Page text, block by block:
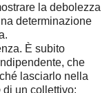
la debolezza
determinazione
È subito
che
lasciarlo nella
di un collettivo: